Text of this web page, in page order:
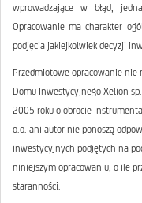
wprowadzające w błąd,
Opracowanie ma charakter
podjęcia jakiejkolwiek decyzji
Przedmiotowe opracowanie nie
Domu Inwestycyjnego Xelion
2005 roku o obrocie
o.o. ani autor nie ponoszą
inwestycyjnych podjętych na
niniejszym opracowaniu, o ile
staranności.